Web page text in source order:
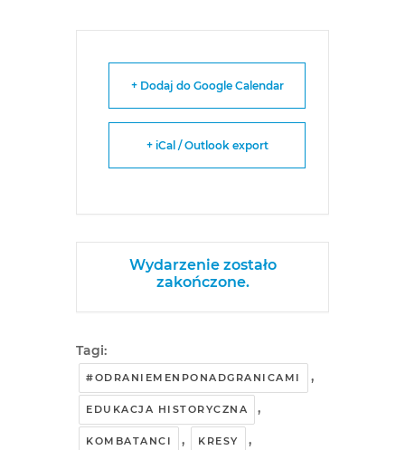
+ Dodaj do Google Calendar
+ iCal / Outlook export
Wydarzenie zostało
zakończone.
Tagi:
#ODRANIEMENPONADGRANICAMI ,
EDUKACJA HISTORYCZNA ,
KOMBATANCI , KRESY ,